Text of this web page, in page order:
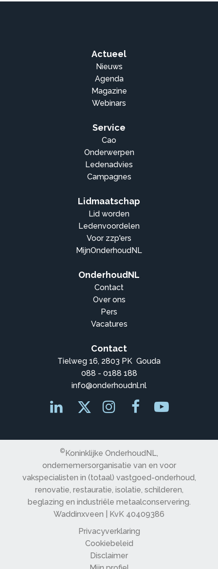
Actueel
Nieuws
Agenda
Magazine
Webinars
Service
Cao
Onderwerpen
Ledenadvies
Campagnes
Lidmaatschap
Lid worden
Ledenvoordelen
Voor zzp'ers
MijnOnderhoudNL
OnderhoudNL
Contact
Over ons
Pers
Vacatures
Contact
Tielweg 16, 2803 PK Gouda
088 - 0188 188
info@onderhoudnl.nl
©Koninklijke OnderhoudNL,
ondernemersorganisatie van en voor
vakspecialisten in (totaal) vastgoed-onderhoud,
renovatie, restauratie, isolatie, schilderen,
beglazing en industriële metaalconservering.
Waddinxveen | KvK 40409386
Privacyverklaring
Cookiebeleid
Disclaimer